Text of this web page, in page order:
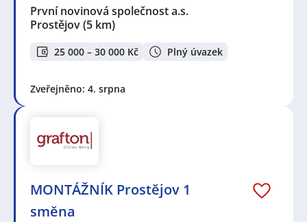
První novinová společnost a.s.
Prostějov(5 km)
25 000 – 30 000 Kč Plný úvazek
Zveřejněno: 4. srpna
MONTÁŽNÍK Prostějov 1
směna